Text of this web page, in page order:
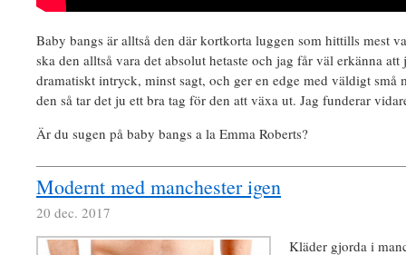
Baby bangs är alltså den där kortkorta luggen som hittills mest
ska den alltså vara det absolut hetaste och jag får väl erkänna
dramatiskt intryck, minst sagt, och ger en edge med väldigt små
den så tar det ju ett bra tag för den att växa ut. Jag funderar
Är du sugen på baby bangs a la Emma Roberts?
Modernt med manchester igen
20 dec. 2017
Kläder gjorda i